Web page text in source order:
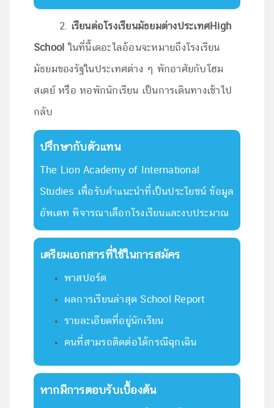
2. เรียนต่อโรงเรียนมัธยมต่างประเทศHigh
School ในที่นี้เดอะไลอ้อนจะหมายถึงโรงเรียน
มัธยมของรัฐในประเทศต่าง ๆ พักอาศัยกับโฮม
สเตย์ หรือ หอพักนักเรียน เป็นการเดินทางเช้าไป
กลับ
ปรึกษากับตัวแทน
The Lion Academy of International
Studies เพื่อรับคำแนะนำที่เป็นประโยชน์ ข้อมูล
อัพเดท พิจารณาเลือกโรงเรียนและงบประมาณ
เตรียมเอกสารที่ใช้ในการสมัคร
พาสปอร์ต
ผลการเรียนล่าสุด School Report
รายละเอียดที่อยู่นักเรียน
คนที่สามรถติดต่อได้กรณีฉุกเฉิน
หากมีการตอบรับเบื้องต้น